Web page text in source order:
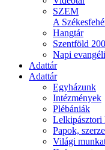
SZEM
A
Hangtár
Szentföld
Napi
Adattár
Adattár
Egyházunk
Intézmények
Plébániák
Lelkipásztori
Papok,
Világi